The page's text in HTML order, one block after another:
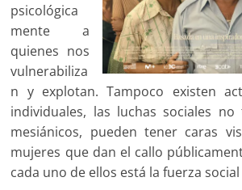
psicológica
mente a
quienes nos
vulnerabiliza
n y explotan. Tampoco existen
individuales, las luchas sociales no
mesiánicos, pueden tener caras
mujeres que dan el callo
cada uno de ellos está la fuerza